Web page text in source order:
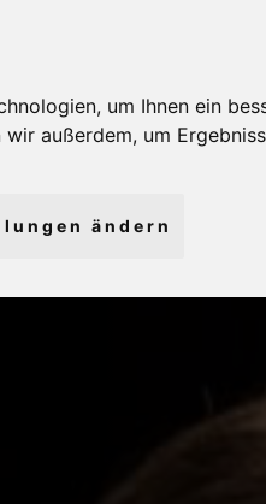
um Ihnen ein
außerdem, um
ändern